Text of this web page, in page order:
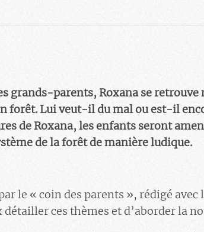
grands-parents, Roxana se retrouve
forêt. Lui veut-il du mal ou est-il
de Roxana, les enfants seront
de la forêt de manière ludique.
le « coin des parents », rédigé avec
ces thèmes et d’aborder la